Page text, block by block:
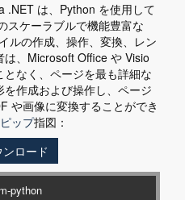
.NET は、Python を使用して
スケーラブルで機能豊富な
ルの作成、操作、変換、レン
、Microsoft Office や Visio
なく、ページを最も詳細な
作成および操作し、ページ
や画像に変換することができ
ピップ指図：
ンロード